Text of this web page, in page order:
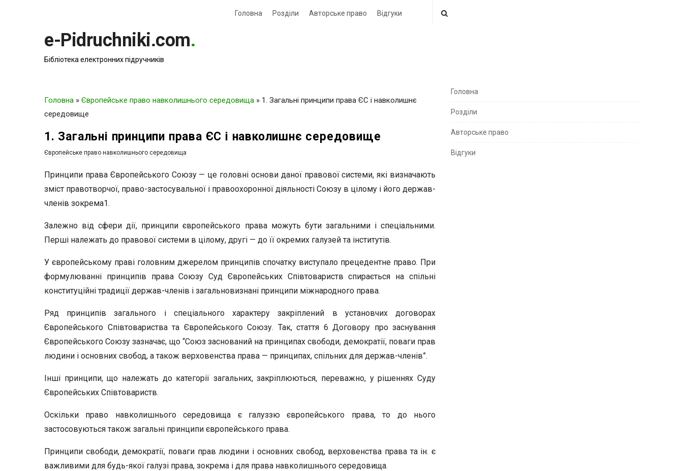
Головна Розділи Авторське право Відгуки
e-Pidruchniki.com.
Бібліотека електронних підручників
Головна » Європейське право навколишнього середовища » 1. Загальні принципи права ЄС і навколишнє
середовище
1. Загальні принципи права ЄС і навколишнє середовище
Європейське право навколишнього середовища
Принципи права Європейського Союзу — це головні основи даної правової системи, які визначають
зміст правотворчої, право-застосувальної і правоохоронної діяльності Союзу в цілому і його держав-
членів зокрема1.
Залежно від сфери дії, принципи європейського права можуть бути загальними і спеціальними.
Перші належать до правової системи в цілому, другі — до її окремих галузей та інститутів.
У європейському праві головним джерелом принципів спочатку виступало прецедентне право. При
формулюванні принципів права Союзу Суд Європейських Співтовариств спирається на спільні
конституційні традиції держав-членів і загальновизнані принципи міжнародного права.
Ряд принципів загального і спеціального характеру закріплений в установчих договорах
Європейського Співтовариства та Європейського Союзу. Так, стаття 6 Договору про заснування
Європейського Союзу зазначає, що “Союз заснований на принципах свободи, демократії, поваги прав
людини і основних свобод, а також верховенства права — принципах, спільних для держав-членів”.
Інші принципи, що належать до категорії загальних, закріплюються, переважно, у рішеннях Суду
Європейських Співтовариств.
Оскільки право навколишнього середовища є галуззю європейського права, то до нього
застосовуються також загальні принципи європейського права.
Принципи свободи, демократії, поваги прав людини і основних свобод, верховенства права та ін. є
важливими для будь-якої галузі права, зокрема і для права навколишнього середовища.
S
e
S
Головна
Розділи
Авторське право
Відгуки